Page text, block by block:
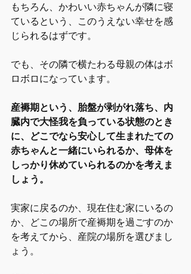
もちろん、かわいい赤ちゃんが隣に寝
ているという、このうえない幸せを感
じられるはずです。
でも、その隣で横たわる母親の体はボ
ロボロになっています。
産褥期という、胎盤が剥がれ落ち、内
臓内で大怪我を負っている状態のとき
に、どこでなら安心して生まれたての
赤ちゃんと一緒にいられるか、母体を
しっかり休めていられるのかを考えま
しょう。
実家に戻るのか、現在住む家にいるの
か、どこの場所で産褥期を過ごすのか
を考えてから、産院の場所を選びまし
ょう。